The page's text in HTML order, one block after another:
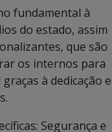
fundamental à
do estado, assim
que são
os internos para
à dedicação e
Segurança e